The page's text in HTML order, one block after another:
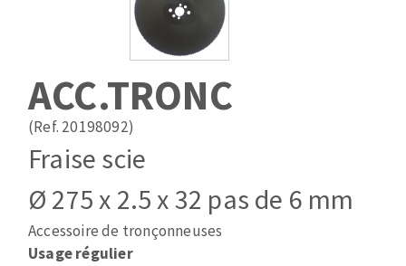
Pose des joints
Fraises carbure
Fers et plaquettes
Lames de scie à ruban
ABRASIFS APPLIQUÉS
Disques auto-agrippant
Patins
Bandes abrasives
Disques fibre et papier
Cales à poncer et patins
Plateaux supports
Eponges abrasive
Disques abrasifs agglomérés
Meules d'ébarbage
ACC.TRONC
(Ref. 20198092)
Fraise scie
Ø 275 x 2.5 x 32 pas de 6 mm
Accessoire de tronçonneuses
Usage régulier